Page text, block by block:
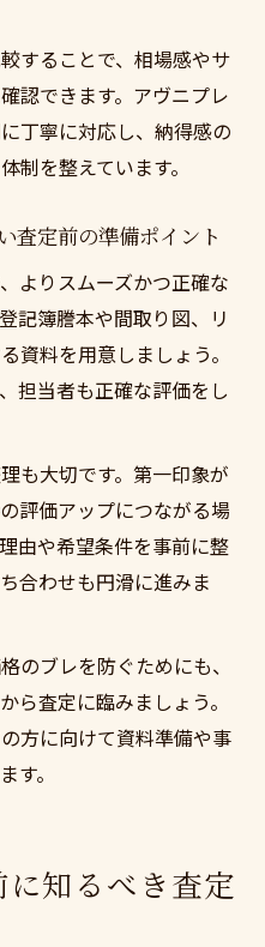
することで、相場感やサ
認できます。アヴニプレ
丁寧に対応し、納得感の
制を整えています。
査定前の準備ポイント
よりスムーズかつ正確な
記簿謄本や間取り図、リ
資料を用意しましょう。
担当者も正確な評価をし
も大切です。第一印象が
評価アップにつながる場
由や希望条件を事前に整
合わせも円滑に進みま
のブレを防ぐためにも、
ら査定に臨みましょう。
方に向けて資料準備や事
す。
知るべき査定